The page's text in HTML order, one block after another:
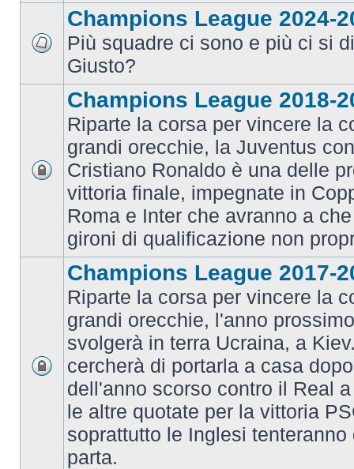
Champions League 2024-
Più squadre ci sono e più ci si
Giusto?
Champions League 2018-
Riparte la corsa per vincere la
grandi orecchie, la Juventus
Cristiano Ronaldo è una delle
vittoria finale, impegnate in
Roma e Inter che avranno a
gironi di qualificazione non
Champions League 2017-
Riparte la corsa per vincere la
grandi orecchie, l'anno
svolgerà in terra Ucraina, a
cercherà di portarla a casa
dell'anno scorso contro il Real
le altre quotate per la vittoria
soprattutto le Inglesi tenteranno
parta.